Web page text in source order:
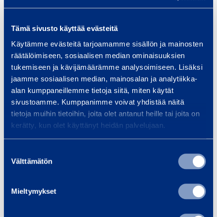
Tämä sivusto käyttää evästeitä
Käytämme evästeitä tarjoamamme sisällön ja mainosten
räätälöimiseen, sosiaalisen median ominaisuuksien
tukemiseen ja kävijämäärämme analysoimiseen. Lisäksi
jaamme sosiaalisen median, mainosalan ja analytiikka-
alan kumppaneillemme tietoja siitä, miten käytät
sivustoamme. Kumppanimme voivat yhdistää näitä
tietoja muihin tietoihin, joita olet antanut heille tai joita on
kerätty, kun olet käyttänyt heidän palvelujaan.
valinta
Välttämätön
Mieltymykset
l
r
Services
Transport and logistics
Equipment solutions for the
transport, logistics and vehicle